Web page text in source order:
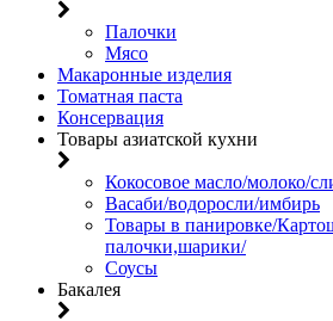
Палочки
Мясо
Макаронные изделия
Томатная паста
Консервация
Товары азиатской кухни
Кокосовое масло/молоко/
Васаби/водоросли/имбирь
Товары в панировке/
палочки,шарики/
Соусы
Бакалея